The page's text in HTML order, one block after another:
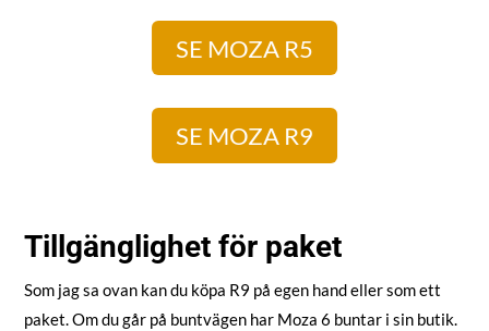
SE MOZA R5
SE MOZA R9
Tillgänglighet för paket
Som jag sa ovan kan du köpa R9 på egen hand eller som ett
paket. Om du går på buntvägen har Moza 6 buntar i sin butik.